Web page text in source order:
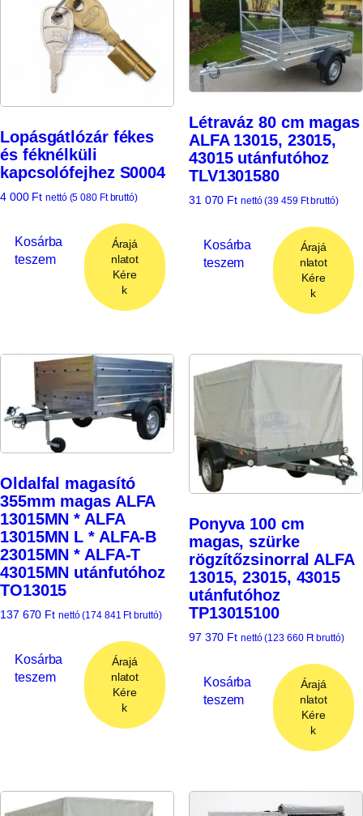
Lopásgátlózár fékes
és féknélküli
kapcsolófejhez S0004
4 000 Ft nettó (5 080 Ftbruttó)
Kosárba
teszem
Árajá
nlatot
Kére
k
Létraváz 80 cm magas
ALFA 13015, 23015,
43015 utánfutóhoz
TLV1301580
31 070 Ft nettó (39 459 Ftbruttó)
Kosárba
teszem
Árajá
nlatot
Kére
k
Oldalfal magasító
355mm magas ALFA
13015MN * ALFA
13015MN L * ALFA-B
23015MN * ALFA-T
43015MN utánfutóhoz
TO13015
137 670 Ft nettó (174 841 Ftbruttó)
Kosárba
teszem
Árajá
nlatot
Kére
k
Ponyva 100 cm
magas, szürke
rögzítőzsinorral ALFA
13015, 23015, 43015
utánfutóhoz
TP13015100
97 370 Ft nettó (123 660 Ftbruttó)
Kosárba
teszem
Árajá
nlatot
Kére
k